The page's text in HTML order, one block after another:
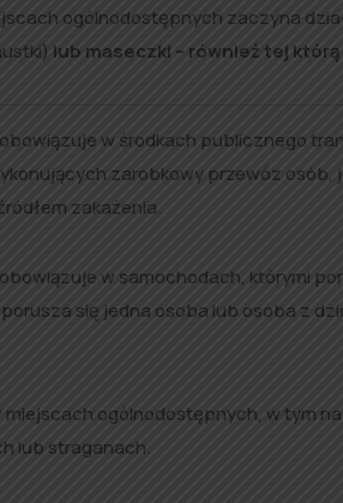
ogólnodostępnych zaczyna
lub maseczki – również tej
w środkach publicznego
zarobkowy przewóz
zakażenia.
w samochodach, którymi
się jedna osoba lub osoba z
miejscach ogólnodostępnych, w tym
lub straganach.